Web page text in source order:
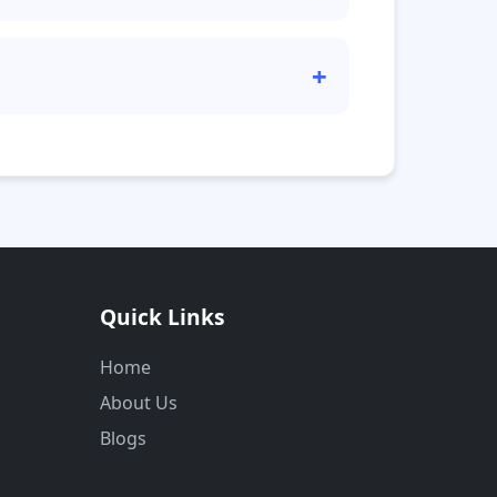
+
Quick Links
Home
About Us
Blogs